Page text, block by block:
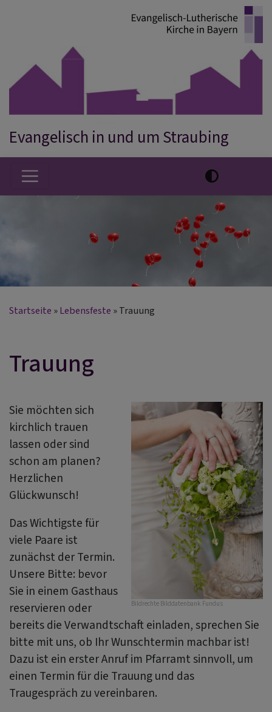
Evangelisch in und um Straubing
Hauptnavigation
Startseite Lebensfeste Trauung
Trauung
Bildrechte Bilddatenbank Fundus
Sie möchten sich
kirchlich trauen
lassen oder sind
schon am planen?
Herzlichen
Glückwunsch!
Das Wichtigste für
viele Paare ist
zunächst der Termin.
Unsere Bitte: bevor
Sie in einem Gasthaus
reservieren oder
bereits die Verwandtschaft einladen, sprechen Sie
bitte mit uns, ob Ihr Wunschtermin machbar ist!
Dazu ist ein erster Anruf im Pfarramt sinnvoll, um
einen Termin für die Trauung und das
Traugespräch zu vereinbaren.